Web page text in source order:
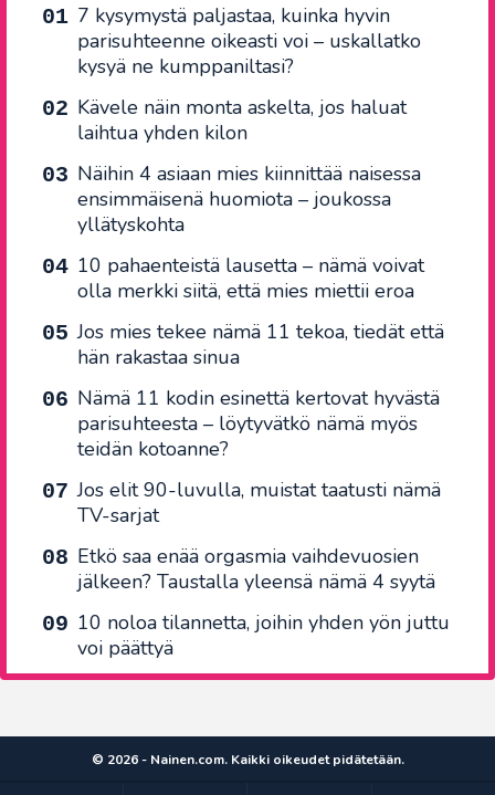
7 kysymystä paljastaa, kuinka hyvin
parisuhteenne oikeasti voi – uskallatko
kysyä ne kumppaniltasi?
Kävele näin monta askelta, jos haluat
laihtua yhden kilon
Näihin 4 asiaan mies kiinnittää naisessa
ensimmäisenä huomiota – joukossa
yllätyskohta
10 pahaenteistä lausetta – nämä voivat
olla merkki siitä, että mies miettii eroa
Jos mies tekee nämä 11 tekoa, tiedät että
hän rakastaa sinua
Nämä 11 kodin esinettä kertovat hyvästä
parisuhteesta – löytyvätkö nämä myös
teidän kotoanne?
Jos elit 90-luvulla, muistat taatusti nämä
TV-sarjat
Etkö saa enää orgasmia vaihdevuosien
jälkeen? Taustalla yleensä nämä 4 syytä
10 noloa tilannetta, joihin yhden yön juttu
voi päättyä
© 2026 - Nainen.com. Kaikki oikeudet pidätetään.